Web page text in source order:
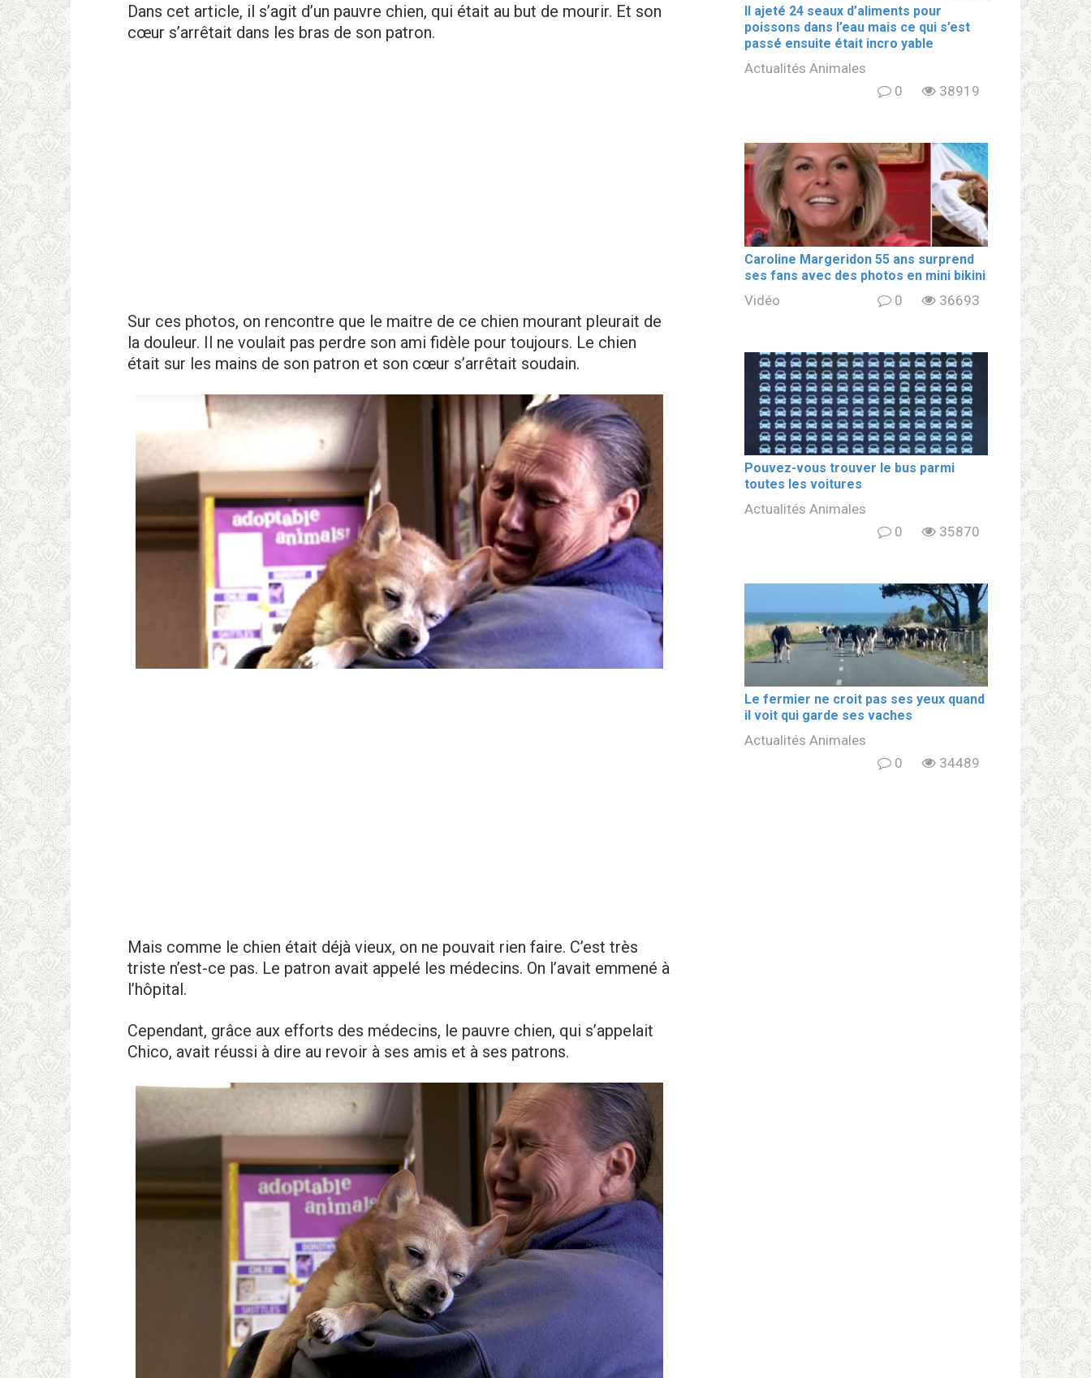
Dans cet article, il s’agit d’un pauvre chien, qui était au but de mourir. Et son
cœur s’arrêtait dans les bras de son patron.
Sur ces photos, on rencontre que le maitre de ce chien mourant pleurait de
la douleur. Il ne voulait pas perdre son ami fidèle pour toujours. Le chien
était sur les mains de son patron et son cœur s’arrêtait soudain.
Mais comme le chien était déjà vieux, on ne pouvait rien faire. C’est très
triste n’est-ce pas. Le patron avait appelé les médecins. On l’avait emmené à
l’hôpital.
Cependant, grâce aux efforts des médecins, le pauvre chien, qui s’appelait
Chico, avait réussi à dire au revoir à ses amis et à ses patrons.
Il ajeté 24 seaux d’aliments pour
poissons dans l’eau mais ce qui s’est
passé ensuite était incro yable
Actualités Animales
0
38919
Caroline Margeridon 55 ans surprend
ses fans avec des photos en mini bikini
Vidéo 0 36693
Pouvez-vous trouver le bus parmi
toutes les voitures
Actualités Animales
0
35870
Le fermier ne croit pas ses yeux quand
il voit qui garde ses vaches
Actualités Animales
0
34489